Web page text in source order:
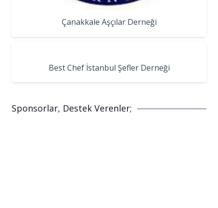
Çanakkale Aşçılar Derneği
Best Chef İstanbul Şefler Derneği
Sponsorlar, Destek Verenler;